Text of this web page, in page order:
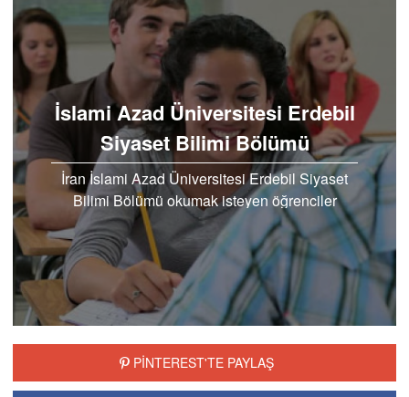
İslami Azad Üniversitesi Erdebil
Siyaset Bilimi Bölümü
İran İslami Azad Üniversitesi Erdebil Siyaset
Bilimi Bölümü okumak isteyen öğrenciler
herhangi bir sınava ve herhangi bir puana
ihtiyaç olmadan kayıtlarını...
PİNTEREST'TE PAYLAŞ